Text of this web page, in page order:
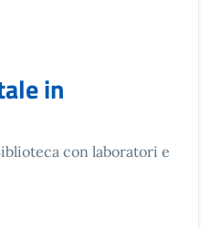
in
con laboratori e